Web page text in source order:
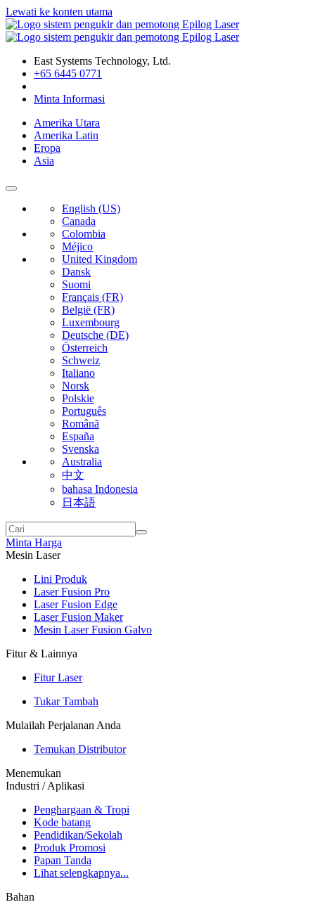
Lewati ke konten utama
East Systems Technology, Ltd.
+65 6445 0771
Minta Informasi
Amerika Utara
Amerika Latin
Eropa
Asia
English (US)
Canada
Colombia
Méjico
United Kingdom
Dansk
Suomi
Français (FR)
België (FR)
Luxembourg
Deutsche (DE)
Österreich
Schweiz
Italiano
Norsk
Polskie
Português
Română
España
Svenska
Australia
中文
bahasa Indonesia
日本語
Minta Harga
Mesin Laser
Lini Produk
Laser Fusion Pro
Laser Fusion Edge
Laser Fusion Maker
Mesin Laser Fusion Galvo
Fitur & Lainnya
Fitur Laser
Tukar Tambah
Mulailah Perjalanan Anda
Temukan Distributor
Menemukan
Industri / Aplikasi
Penghargaan & Tropi
Kode batang
Pendidikan/Sekolah
Produk Promosi
Papan Tanda
Lihat selengkapnya...
Bahan